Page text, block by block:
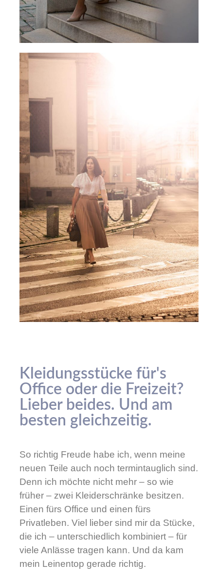
Kleidungsstücke für's
Office oder die Freizeit?
Lieber beides. Und am
besten gleichzeitig.
So richtig Freude habe ich, wenn meine
neuen Teile auch noch termintauglich sind.
Denn ich möchte nicht mehr – so wie
früher – zwei Kleiderschränke besitzen.
Einen fürs Office und einen fürs
Privatleben. Viel lieber sind mir da Stücke,
die ich – unterschiedlich kombiniert – für
viele Anlässe tragen kann. Und da kam
mein Leinentop gerade richtig.